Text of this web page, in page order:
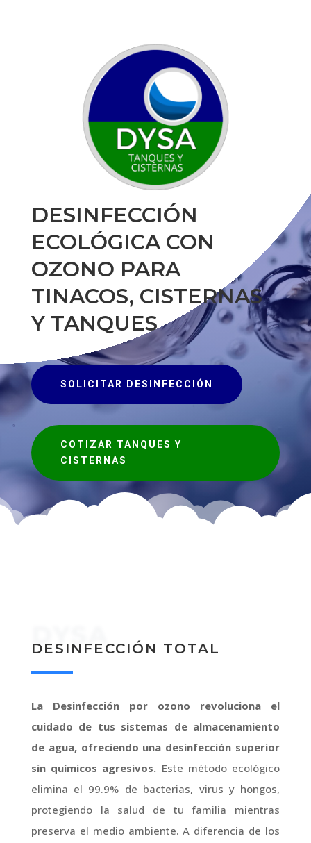
DESINFECCIÓN
ECOLÓGICA CON
OZONO PARA
TINACOS, CISTERNAS
Y TANQUES
SOLICITAR DESINFECCIÓN
COTIZAR TANQUES Y
CISTERNAS
DESINFECCIÓN TOTAL
La Desinfección por ozono revoluciona el
cuidado de tus sistemas de almacenamiento
de agua, ofreciendo una desinfección superior
sin químicos agresivos. Este método ecológico
elimina el 99.9% de bacterias, virus y hongos,
protegiendo la salud de tu familia mientras
preserva el medio ambiente. A diferencia de los